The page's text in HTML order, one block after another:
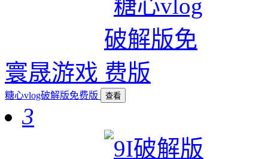
寰晟游戏
糖心vlog破解版免费版 查看
3